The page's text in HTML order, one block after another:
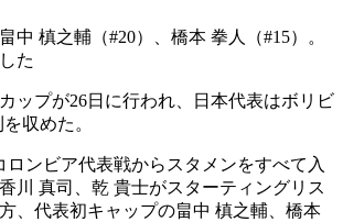
中 槙之輔（#20）、橋本 拳人（#15）。
た
ップが26日に行われ、日本代表はボリビ
収めた。
ロンビア代表戦からスタメンをすべて入
川 真司、乾 貴士がスターティングリス
、代表初キャップの畠中 槙之輔、橋本